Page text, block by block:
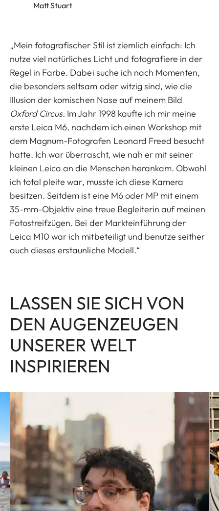
Matt Stuart
„Mein fotografischer Stil ist ziemlich einfach: Ich
nutze viel natürliches Licht und fotografiere in der
Regel in Farbe. Dabei suche ich nach Momenten,
die besonders seltsam oder witzig sind, wie die
Illusion der komischen Nase auf meinem Bild
Oxford Circus. Im Jahr 1998 kaufte ich mir meine
erste Leica M6, nachdem ich einen Workshop mit
dem Magnum-Fotografen Leonard Freed besucht
hatte. Ich war überrascht, wie nah er mit seiner
kleinen Leica an die Menschen herankam. Obwohl
ich total pleite war, musste ich diese Kamera
besitzen. Seitdem ist eine M6 oder MP mit einem
35-mm-Objektiv eine treue Begleiterin auf meinen
Fotostreifzügen. Bei der Markteinführung der
Leica M10 war ich mitbeteiligt und benutze seither
auch dieses erstaunliche Modell.“
LASSEN SIE SICH VON
DEN AUGENZEUGEN
UNSERER WELT
INSPIRIEREN